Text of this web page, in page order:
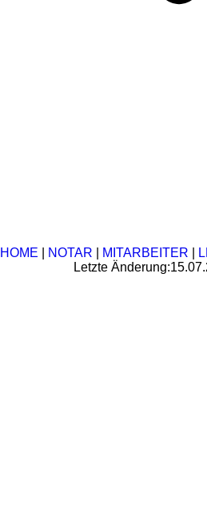
HOME NOTAR MITARBEITER
Letzte